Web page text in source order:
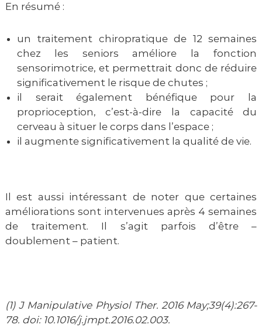
En résumé :
un traitement chiropratique de 12 semaines
chez les seniors améliore la fonction
sensorimotrice, et permettrait donc de réduire
significativement le risque de chutes ;
il serait également bénéfique pour la
proprioception, c’est-à-dire la capacité du
cerveau à situer le corps dans l’espace ;
il augmente significativement la qualité de vie.
Il est aussi intéressant de noter que certaines
améliorations sont intervenues après 4 semaines
de traitement. Il s’agit parfois d’être –
doublement – patient.
(1) J Manipulative Physiol Ther. 2016 May;39(4):267-
78. doi: 10.1016/j.jmpt.2016.02.003.